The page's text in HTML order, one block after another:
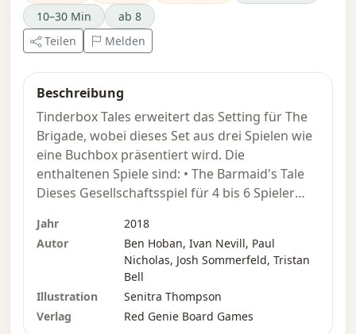
10–30 Min
ab 8
Teilen
Melden
Beschreibung
Tinderbox Tales erweitert das Setting für The
Brigade, wobei dieses Set aus drei Spielen wie
eine Buchbox präsentiert wird. Die
enthaltenen Spiele sind: • The Barmaid's Tale
Dieses Gesellschaftsspiel für 4 bis 6 Spieler
geben sich gegenseitig die Schuld für das
Scheitern einer kürzlich durchgeführten
Quest, während sie buchstäblich „den
schwarzen Peter weitergeben”.
• The Trader's Tale Spielen Sie die Ereignisse
Jahr
2018
Autor
Ben Hoban, Ivan Nevill, Paul
Nicholas, Josh Sommerfeld, Tristan
Bell
Illustration
Senitra Thompson
Verlag
Red Genie Board Games